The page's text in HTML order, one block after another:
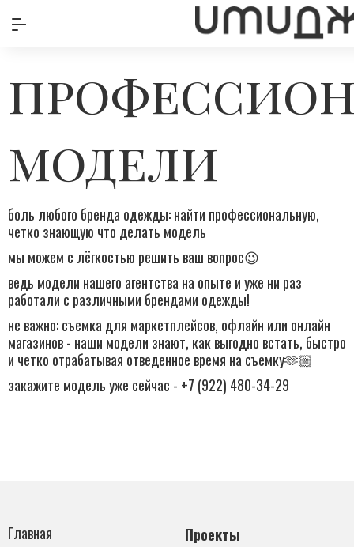
модели
боль любого бренда одежды: найти профессиональную,
четко знающую что делать модель
мы можем с лёгкостью решить ваш вопрос😉
ведь модели нашего агентства на опыте и уже ни раз
работали с различными брендами одежды!
не важно: съемка для маркетплейсов, офлайн или онлайн
магазинов - наши модели знают, как выгодно встать, быстро
и четко отрабатывая отведенное время на съемку🫶🏼
закажите модель уже сейчас - +7 (922) 480-34-29
Главная
Проекты